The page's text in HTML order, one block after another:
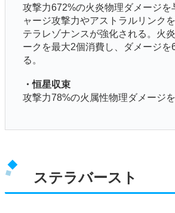
攻撃力672%の火炎物理ダメージを
ャージ攻撃力やアストラルリンク
テラレゾナンスが強化される。火
ークを最大2個消費し、ダメージを
る。
・恒星収束
攻撃力78%の火属性物理ダメージを
ステラバースト